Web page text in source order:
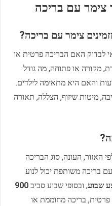
צימר עם בריכה
לבדוק האם הבריכה פרטית או
מקורה או פתוחה, מה גודל
והאם היא מתאימה לילדים.
מיטות שיזוף, הצללה, תאורה
האזור, העונה, סוג הבריכה
בריכה משותפת יכול לנוע
, ובסופי שבוע סביב 900
בריכה מחוממת או